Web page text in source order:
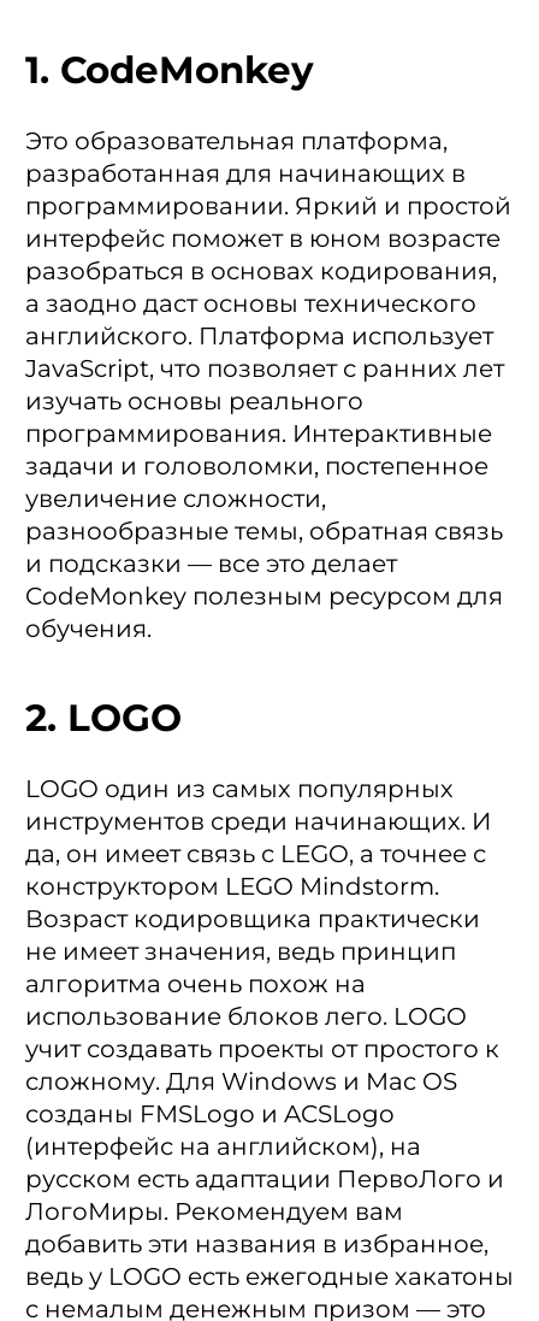
1. CodeMonkey
Это образовательная платформа,
разработанная для начинающих в
программировании. Яркий и простой
интерфейс поможет в юном возрасте
разобраться в основах кодирования,
а заодно даст основы технического
английского. Платформа использует
JavaScript, что позволяет с ранних лет
изучать основы реального
программирования. Интерактивные
задачи и головоломки, постепенное
увеличение сложности,
разнообразные темы, обратная связь
и подсказки — все это делает
CodeMonkey полезным ресурсом для
обучения.
2. LOGO
LOGO один из самых популярных
инструментов среди начинающих. И
да, он имеет связь с LEGO, а точнее с
конструктором LEGO Mindstorm.
Возраст кодировщика практически
не имеет значения, ведь принцип
алгоритма очень похож на
использование блоков лего. LOGO
учит создавать проекты от простого к
сложному. Для Windows и Mac OS
созданы FMSLogo и ACSLogo
(интерфейс на английском), на
русском есть адаптации ПервоЛого и
ЛогоМиры. Рекомендуем вам
добавить эти названия в избранное,
ведь у LOGO есть ежегодные хакатоны
с немалым денежным призом — это